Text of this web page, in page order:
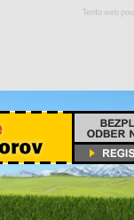
Tento web